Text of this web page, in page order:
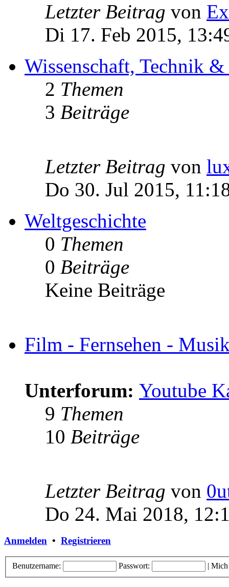
Letzter Beitrag von
Di 17. Feb 2015,
Wissenschaft, Technik
2 Themen
3 Beiträge
Letzter Beitrag von
Do 30. Jul 2015,
Weltgeschichte
0 Themen
0 Beiträge
Keine Beiträge
Film - Fernsehen -
Unterforum: Youtube
9 Themen
10 Beiträge
Letzter Beitrag von
Do 24. Mai 2018,
Anmelden • Registrieren
Benutzername: Passwort: | Mich